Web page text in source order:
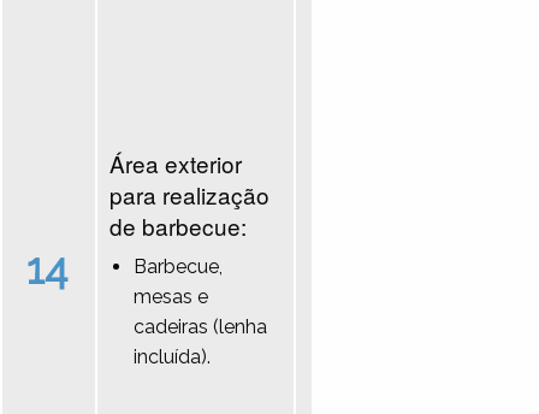
14
Área exterior
para realização
de barbecue:
Barbecue,
mesas e
cadeiras (lenha
incluída).